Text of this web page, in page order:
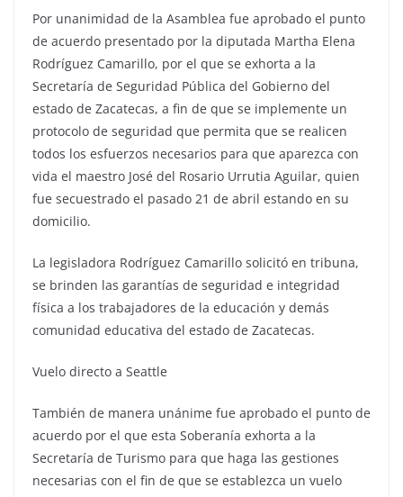
Por unanimidad de la Asamblea fue aprobado el punto
de acuerdo presentado por la diputada Martha Elena
Rodríguez Camarillo, por el que se exhorta a la
Secretaría de Seguridad Pública del Gobierno del
estado de Zacatecas, a fin de que se implemente un
protocolo de seguridad que permita que se realicen
todos los esfuerzos necesarios para que aparezca con
vida el maestro José del Rosario Urrutia Aguilar, quien
fue secuestrado el pasado 21 de abril estando en su
domicilio.
La legisladora Rodríguez Camarillo solicitó en tribuna,
se brinden las garantías de seguridad e integridad
física a los trabajadores de la educación y demás
comunidad educativa del estado de Zacatecas.
Vuelo directo a Seattle
También de manera unánime fue aprobado el punto de
acuerdo por el que esta Soberanía exhorta a la
Secretaría de Turismo para que haga las gestiones
necesarias con el fin de que se establezca un vuelo